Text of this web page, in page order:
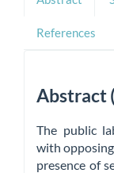
References
Abstract
The public
with
presence of